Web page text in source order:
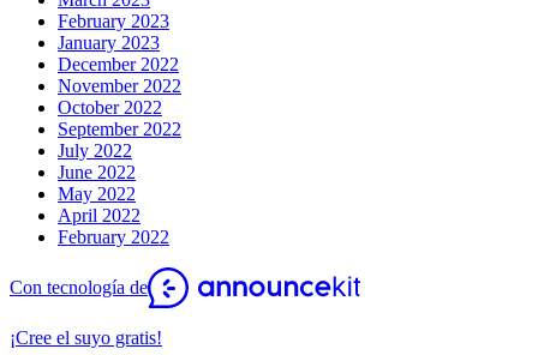
February 2023
January 2023
December 2022
November 2022
October 2022
September 2022
July 2022
June 2022
May 2022
April 2022
February 2022
Con tecnología de
¡Cree el suyo gratis!